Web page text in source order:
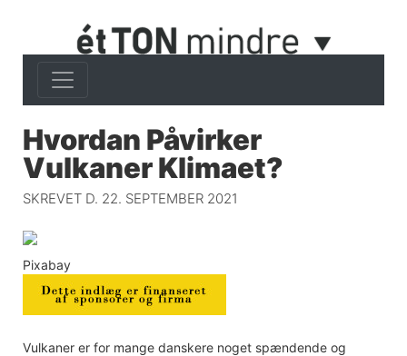
Hvordan Påvirker
Vulkaner Klimaet?
SKREVET D. 22. SEPTEMBER 2021
Pixabay
Vulkaner er for mange danskere noget spændende og